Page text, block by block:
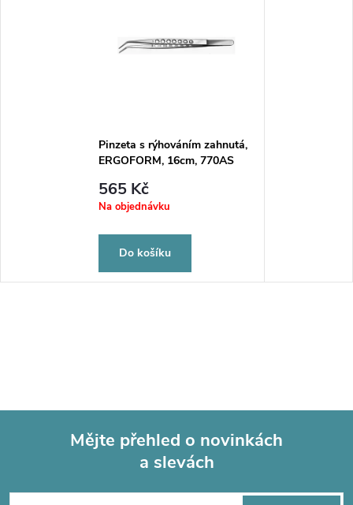
Pinzeta s rýhováním zahnutá,
ERGOFORM, 16cm, 770AS
565 Kč
Na objednávku
Do košíku
Mějte přehled o novinkách
a slevách